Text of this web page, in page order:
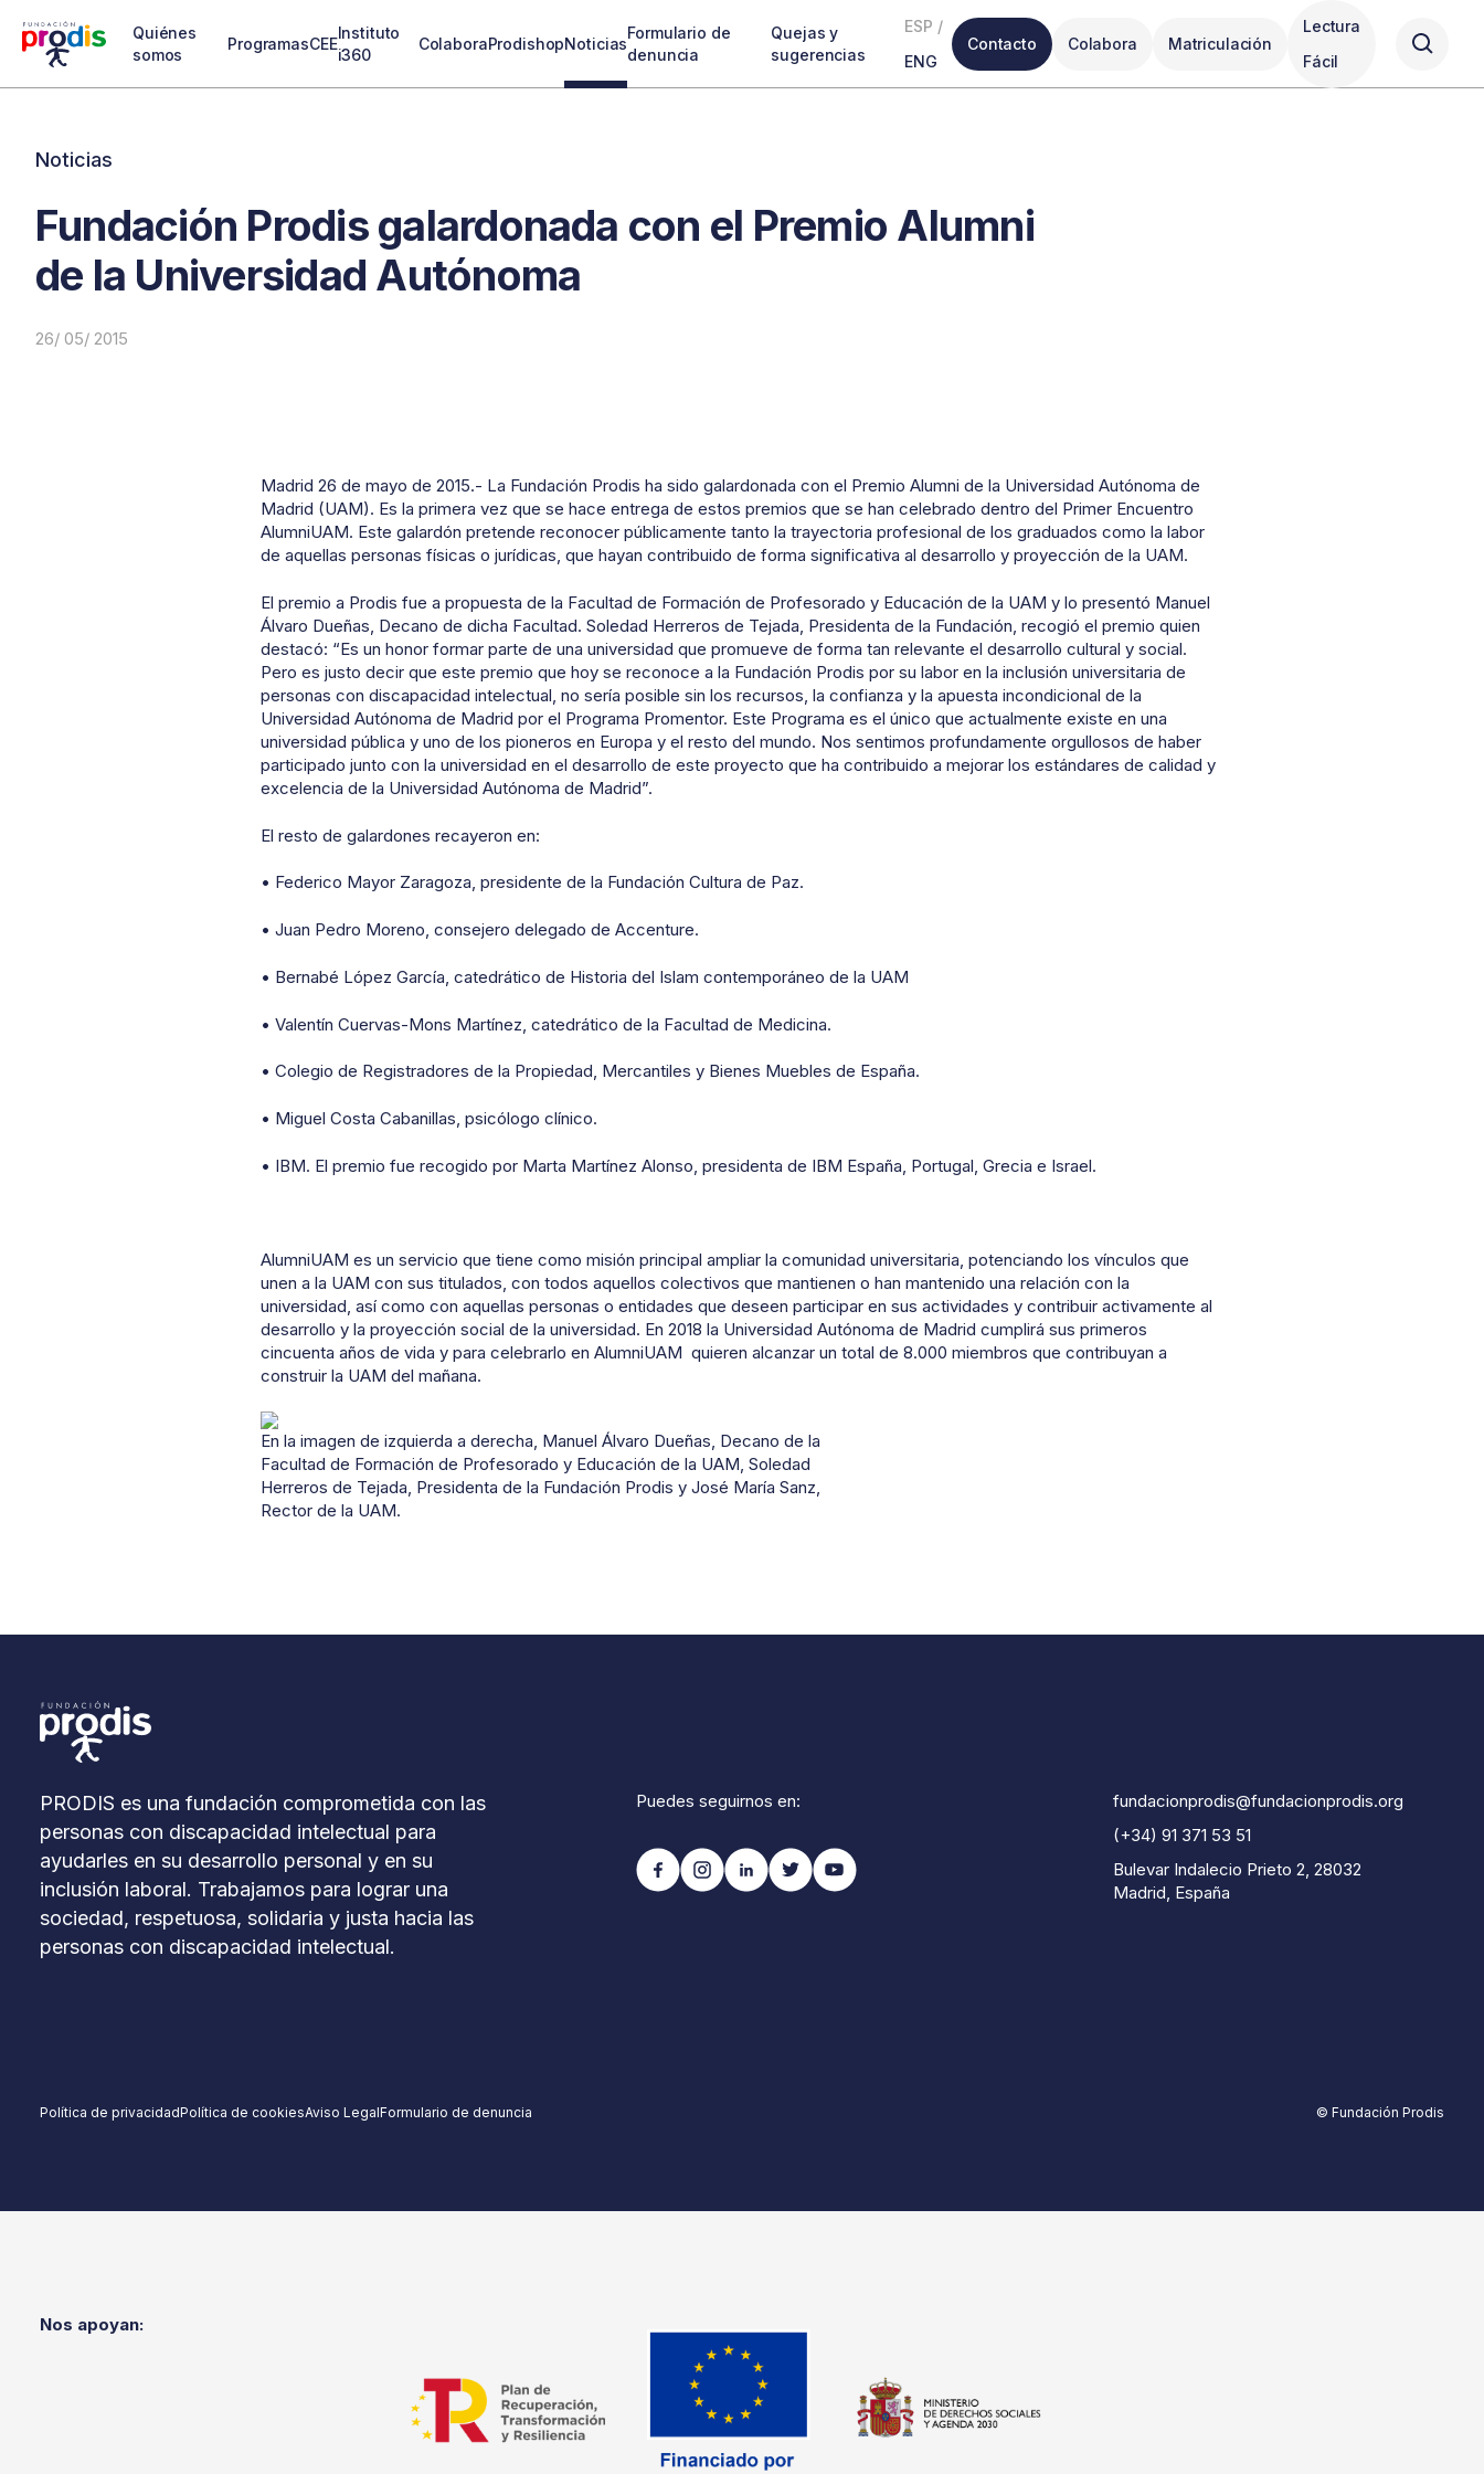
Quiénes
somos
ProgramasCEE
Instituto
i360
ColaboraProdishopNoticias
Formulario de
denuncia
Quejas y
sugerencias
ESP /
ENG
Contacto Colabora Matriculación
Lectura
Fácil
Noticias
Fundación Prodis galardonada con el Premio Alumni
de la Universidad Autónoma
26/ 05/ 2015
Madrid 26 de mayo de 2015.- La Fundación Prodis ha sido galardonada con el Premio Alumni de la Universidad Autónoma de
Madrid (UAM). Es la primera vez que se hace entrega de estos premios que se han celebrado dentro del Primer Encuentro
AlumniUAM. Este galardón pretende reconocer públicamente tanto la trayectoria profesional de los graduados como la labor
de aquellas personas físicas o jurídicas, que hayan contribuido de forma significativa al desarrollo y proyección de la UAM.
El premio a Prodis fue a propuesta de la Facultad de Formación de Profesorado y Educación de la UAM y lo presentó Manuel
Álvaro Dueñas, Decano de dicha Facultad. Soledad Herreros de Tejada, Presidenta de la Fundación, recogió el premio quien
destacó: “Es un honor formar parte de una universidad que promueve de forma tan relevante el desarrollo cultural y social.
Pero es justo decir que este premio que hoy se reconoce a la Fundación Prodis por su labor en la inclusión universitaria de
personas con discapacidad intelectual, no sería posible sin los recursos, la confianza y la apuesta incondicional de la
Universidad Autónoma de Madrid por el Programa Promentor. Este Programa es el único que actualmente existe en una
universidad pública y uno de los pioneros en Europa y el resto del mundo. Nos sentimos profundamente orgullosos de haber
participado junto con la universidad en el desarrollo de este proyecto que ha contribuido a mejorar los estándares de calidad y
excelencia de la Universidad Autónoma de Madrid”.
El resto de galardones recayeron en:
• Federico Mayor Zaragoza, presidente de la Fundación Cultura de Paz.
• Juan Pedro Moreno, consejero delegado de Accenture.
• Bernabé López García, catedrático de Historia del Islam contemporáneo de la UAM
• Valentín Cuervas-Mons Martínez, catedrático de la Facultad de Medicina.
• Colegio de Registradores de la Propiedad, Mercantiles y Bienes Muebles de España.
• Miguel Costa Cabanillas, psicólogo clínico.
• IBM. El premio fue recogido por Marta Martínez Alonso, presidenta de IBM España, Portugal, Grecia e Israel.
AlumniUAM es un servicio que tiene como misión principal ampliar la comunidad universitaria, potenciando los vínculos que
unen a la UAM con sus titulados, con todos aquellos colectivos que mantienen o han mantenido una relación con la
universidad, así como con aquellas personas o entidades que deseen participar en sus actividades y contribuir activamente al
desarrollo y la proyección social de la universidad. En 2018 la Universidad Autónoma de Madrid cumplirá sus primeros
cincuenta años de vida y para celebrarlo en AlumniUAM quieren alcanzar un total de 8.000 miembros que contribuyan a
construir la UAM del mañana.
En la imagen de izquierda a derecha, Manuel Álvaro Dueñas, Decano de la
Facultad de Formación de Profesorado y Educación de la UAM, Soledad
Herreros de Tejada, Presidenta de la Fundación Prodis y José María Sanz,
Rector de la UAM.
PRODIS es una fundación comprometida con las
personas con discapacidad intelectual para
ayudarles en su desarrollo personal y en su
inclusión laboral. Trabajamos para lograr una
sociedad, respetuosa, solidaria y justa hacia las
personas con discapacidad intelectual.
Puedes seguirnos en:
fundacionprodis@fundacionprodis.org
(+34) 91 371 53 51
Bulevar Indalecio Prieto 2, 28032
Madrid, España
Política de privacidadPolítica de cookiesAviso LegalFormulario de denuncia © Fundación Prodis
Nos apoyan: